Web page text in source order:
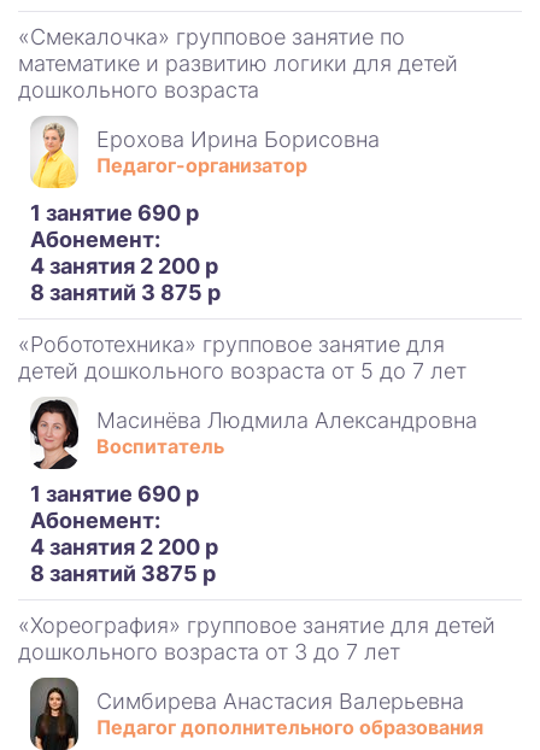
«Смекалочка» групповое занятие по
математике и развитию логики для детей
дошкольного возраста
Ерохова Ирина Борисовна
Педагог-организатор
1 занятие 690 р
Абонемент:
4 занятия 2 200 р
8 занятий 3 875 р
«Робототехника» групповое занятие для
детей дошкольного возраста от 5 до 7 лет
Масинёва Людмила Александровна
Воспитатель
1 занятие 690 р
Абонемент:
4 занятия 2 200 р
8 занятий 3875 р
«Хореография» групповое занятие для детей
дошкольного возраста от 3 до 7 лет
Симбирева Анастасия Валерьевна
Педагог дополнительного образования